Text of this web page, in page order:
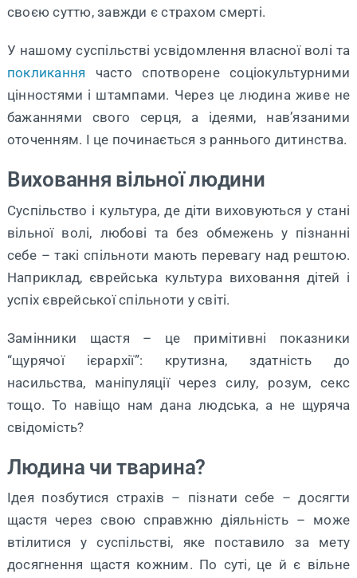
своєю суттю, завжди є страхом смерті.
У нашому суспільстві усвідомлення власної волі та
покликання часто спотворене соціокультурними
цінностями і штампами. Через це людина живе не
бажаннями свого серця, а ідеями, нав’язаними
оточенням. І це починається з раннього дитинства.
Виховання вільної людини
Суспільство і культура, де діти виховуються у стані
вільної волі, любові та без обмежень у пізнанні
себе – такі спільноти мають перевагу над рештою.
Наприклад, єврейська культура виховання дітей і
успіх єврейської спільноти у світі.
Замінники щастя – це примітивні показники
“щурячої ієрархії”: крутизна, здатність до
насильства, маніпуляції через силу, розум, секс
тощо. То навіщо нам дана людська, а не щуряча
свідомість?
Людина чи тварина?
Ідея позбутися страхів – пізнати себе – досягти
щастя через свою справжню діяльність – може
втілитися у суспільстві, яке поставило за мету
досягнення щастя кожним. По суті, це й є вільне